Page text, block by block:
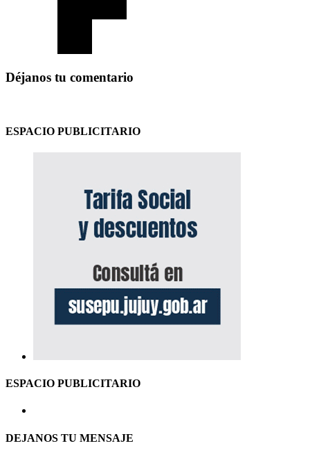
Déjanos tu comentario
ESPACIO PUBLICITARIO
ESPACIO PUBLICITARIO
DEJANOS TU MENSAJE